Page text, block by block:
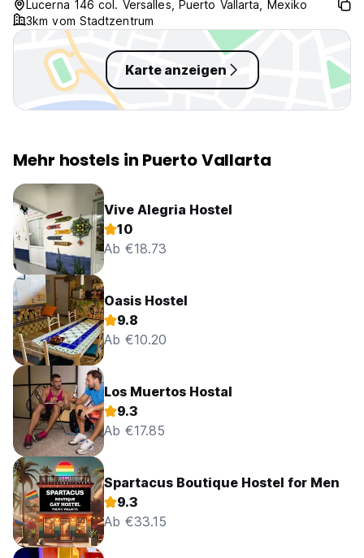
Lucerna 146 col. Versalles, Puerto Vallarta, Mexiko
3km vom Stadtzentrum
Karte anzeigen
Mehr hostels in Puerto Vallarta
Vive Alegria Hostel
10
Ab €18.73
Oasis Hostel
9.8
Ab €10.20
Los Muertos Hostal
9.3
Ab €17.85
Spartacus Boutique Hostel for Men
9.3
Ab €33.15